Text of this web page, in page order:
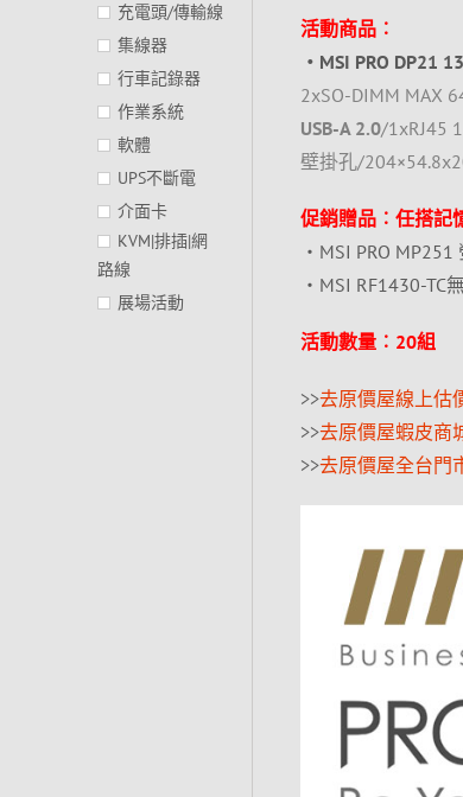
活動商品︰
‧MSI PRO DP21
2xSO-DIMM MAX
USB-A 2.0/1xRJ45
壁掛孔/
促銷贈品︰任搭記
‧MSI PRO
‧MSI RF1430-TC
活動數量︰20組
>>去原價屋線上估
>>去原價屋蝦皮商
>>去原價屋全台門
充電頭/傳輸線
集線器
行車記錄器
作業系統
軟體
UPS不斷電
介面卡
KVM|排插|網
路線
展場活動